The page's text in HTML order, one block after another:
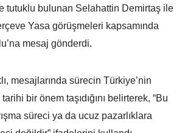
tutuklu bulunan Selahattin Demirtaş ile
Yasa görüşmeleri kapsamında
mesaj gönderdi.
mesajlarında sürecin Türkiye’nin
bir önem taşıdığını belirterek, “Bu
süreci ya da ucuz pazarlıklara